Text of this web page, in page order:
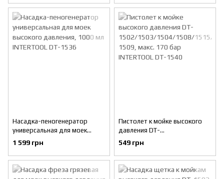
Насадка-пеногенератор
универсальная для моек
высокого давления, 1000 мл
INTERTOOL DT-1536
1 599 грн
Пистолет к мойке высокого
давления DT-
1502/1503/1504/1508/1515/
1517/WT-1509, макс. 170 бар
INTERTOOL DT-1540
549 грн